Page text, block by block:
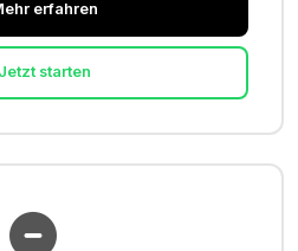
erfahren
Jetzt starten